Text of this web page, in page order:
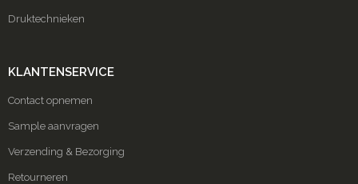
Druktechnieken
KLANTENSERVICE
Contact opnemen
Sample aanvragen
Verzending & Bezorging
Retourneren